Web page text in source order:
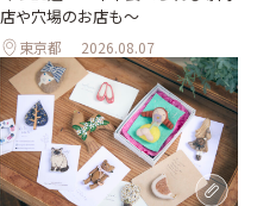
店や穴場のお店も～
東京都 2026.08.07